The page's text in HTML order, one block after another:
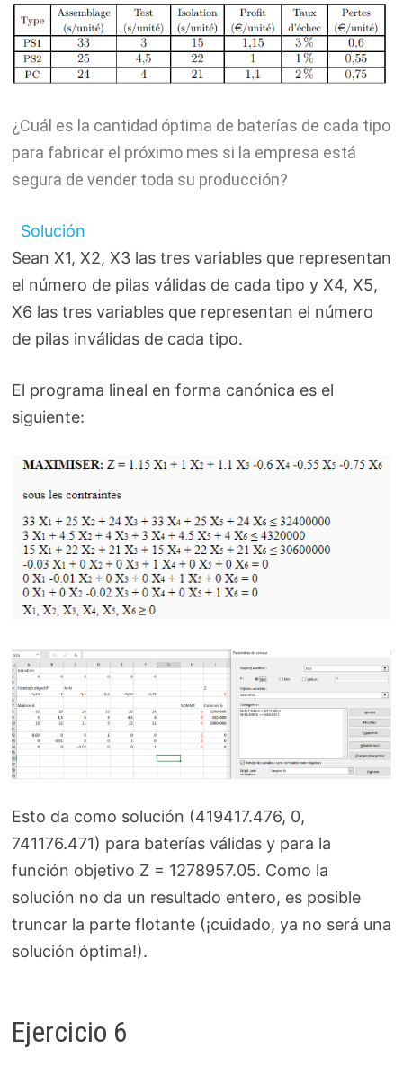
¿Cuál es la cantidad óptima de baterías de cada tipo
para fabricar el próximo mes si la empresa está
segura de vender toda su producción?
Solución
Sean X1, X2, X3 las tres variables que representan
el número de pilas válidas de cada tipo y X4, X5,
X6 las tres variables que representan el número
de pilas inválidas de cada tipo.
El programa lineal en forma canónica es el
siguiente:
Esto da como solución (419417.476, 0,
741176.471) para baterías válidas y para la
función objetivo Z = 1278957.05. Como la
solución no da un resultado entero, es posible
truncar la parte flotante (¡cuidado, ya no será una
solución óptima!).
Ejercicio 6